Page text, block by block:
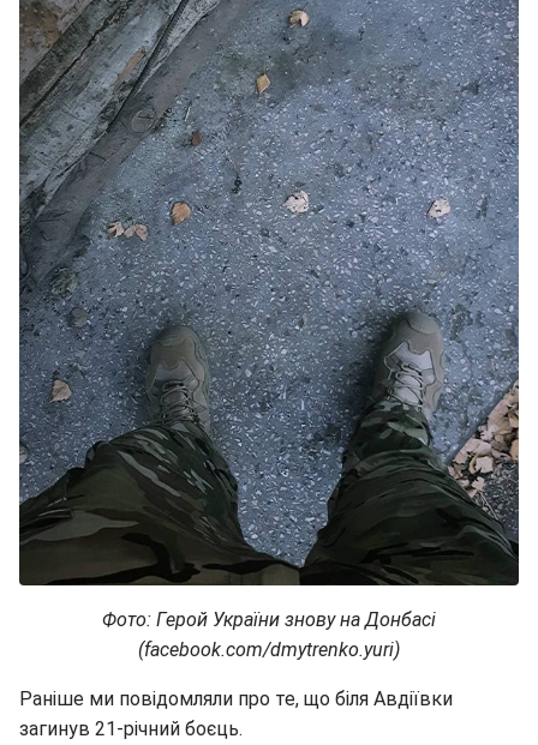
Фото: Герой України знову на Донбасі
(facebook.com/dmytrenko.yuri)
Раніше ми повідомляли про те, що біля Авдіївки
загинув 21-річний боєць.